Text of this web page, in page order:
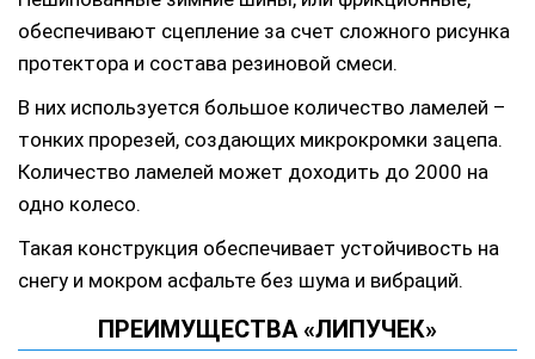
обеспечивают сцепление за счет сложного рисунка
протектора и состава резиновой смеси.
В них используется большое количество ламелей –
тонких прорезей, создающих микрокромки зацепа.
Количество ламелей может доходить до 2000 на
одно колесо.
Такая конструкция обеспечивает устойчивость на
снегу и мокром асфальте без шума и вибраций.
ПРЕИМУЩЕСТВА «ЛИПУЧЕК»